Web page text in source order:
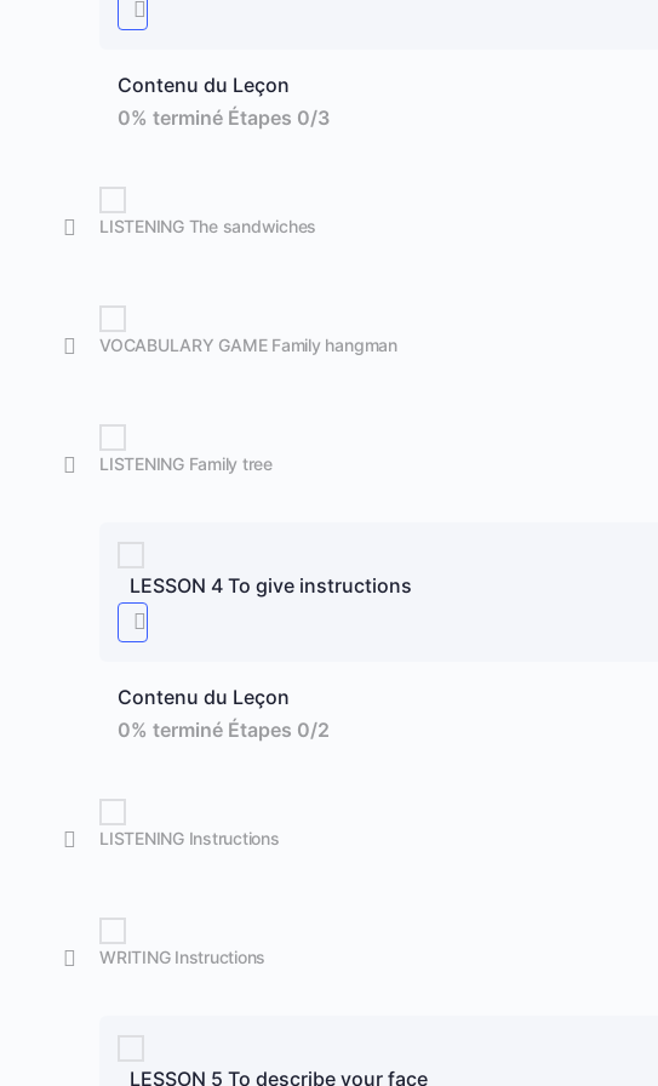
Contenu du Leçon
0% terminé Étapes 0/3
LISTENING The sandwiches
VOCABULARY GAME Family hangman
LISTENING Family tree
LESSON 4 To give instructions
Contenu du Leçon
0% terminé Étapes 0/2
LISTENING Instructions
WRITING Instructions
LESSON 5 To describe your face